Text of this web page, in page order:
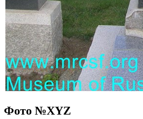
Фото №XYZ